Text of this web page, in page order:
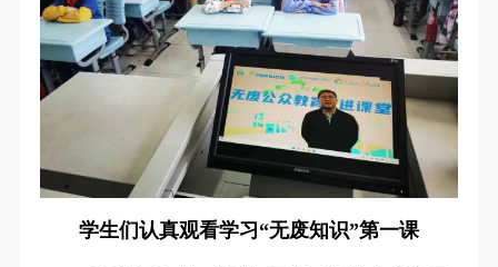
学生们认真观看学习“无废知识”第一课